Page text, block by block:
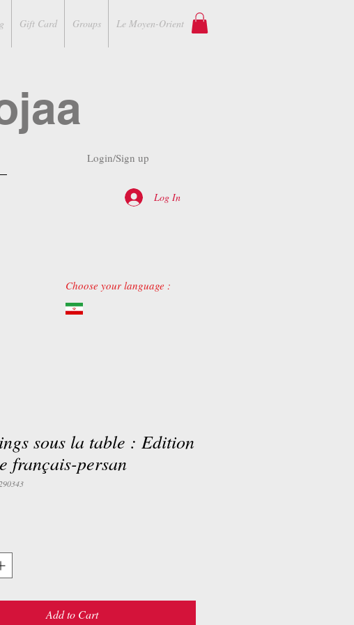
Gift Card Groups Le Moyen-Orient
Login/Sign up
Log In
Choose your language :
sous la table : Edition
français-persan
Add to Cart